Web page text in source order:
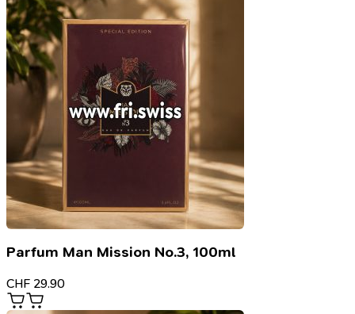
Parfum Man Mission No.3, 100ml
CHF 29.90